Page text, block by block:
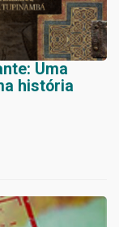
Uma
história